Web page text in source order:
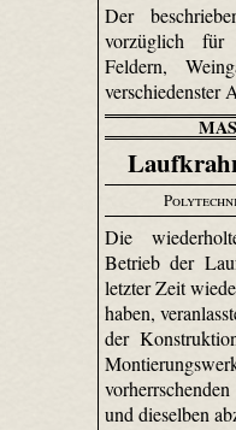
Der
vorzüglich für
Feldern,
verschiedenster
Die
Betrieb der
letzter Zeit
haben,
der
und dieselben